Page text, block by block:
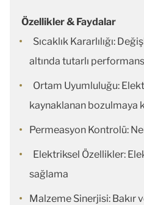
Özellikler & Faydalar
Sıcaklık Kararlılığı:
altında tutarlı
Ortam Uyumluluğu:
kaynaklanan bozulmaya
Permeasyon Kontrolü:
Elektriksel Özellikler:
sağlama
Malzeme Sinerjisi: Bakır